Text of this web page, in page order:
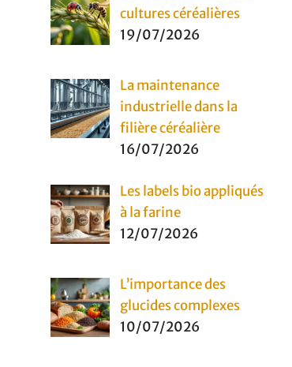
cultures céréalières
19/07/2026
La maintenance
industrielle dans la
filière céréalière
16/07/2026
Les labels bio appliqués
à la farine
12/07/2026
L’importance des
glucides complexes
10/07/2026